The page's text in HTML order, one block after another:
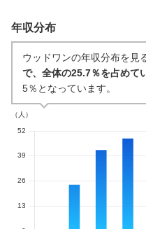
年収分布
ウッドワンの年収分布を見
で、全体の25.7％を占めて
5％となっています。